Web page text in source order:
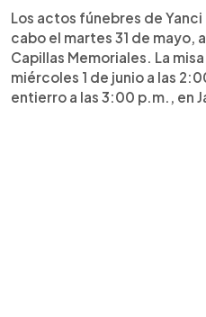
Los actos fúnebres de Yanci
cabo el martes 31 de mayo,
Capillas Memoriales. La
miércoles 1 de junio a las
entierro a las 3:00 p.m., en